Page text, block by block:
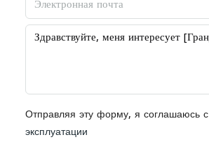
Отправляя эту форму, я соглашаюсь с
эксплуатации